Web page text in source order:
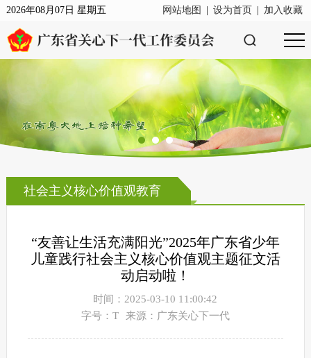
网站地图 设为首页 加入收藏
2026年08月07日 星期五
社会主义核心价值观教育
“友善让生活充满阳光”2025年广东省少年
儿童践行社会主义核心价值观主题征文活
动启动啦！
时间：2025-03-10 11:00:42
字号：T
来源：广东关心下一代